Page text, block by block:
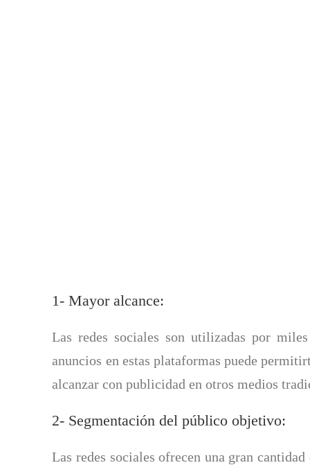
1- Mayor alcance:
Las redes sociales son utilizadas por
anuncios en estas plataformas puede
alcanzar con publicidad en otros medios
2- Segmentación del público objetivo:
Las redes sociales ofrecen una gran